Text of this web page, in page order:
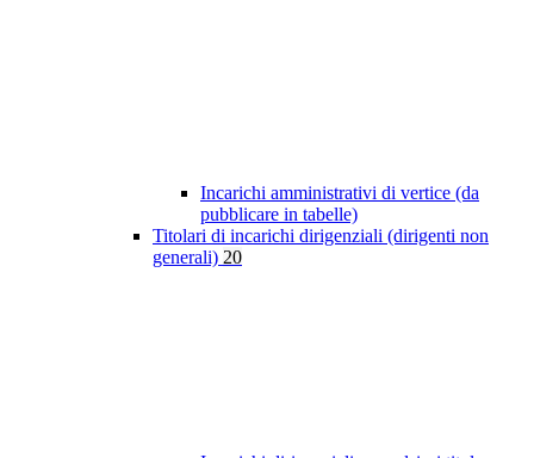
Incarichi amministrativi di vertice (da
pubblicare in tabelle)
Titolari di incarichi dirigenziali (dirigenti non
generali) 20